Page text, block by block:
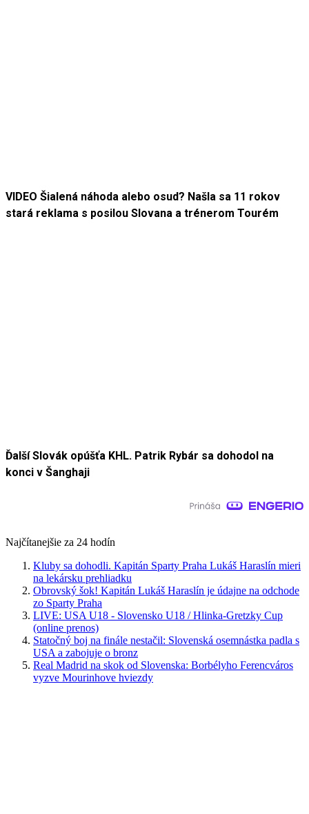
VIDEO Šialená náhoda alebo osud? Našla sa 11 rokov
stará reklama s posilou Slovana a trénerom Tourém
Ďalší Slovák opúšťa KHL. Patrik Rybár sa dohodol na
konci v Šanghaji
Najčítanejšie za 24 hodín
Kluby sa dohodli. Kapitán Sparty Praha Lukáš Haraslín mieri
na lekársku prehliadku
Obrovský šok! Kapitán Lukáš Haraslín je údajne na odchode
zo Sparty Praha
LIVE: USA U18 - Slovensko U18 / Hlinka-Gretzky Cup
(online prenos)
Statočný boj na finále nestačil: Slovenská osemnástka padla s
USA a zabojuje o bronz
Real Madrid na skok od Slovenska: Borbélyho Ferencváros
vyzve Mourinhove hviezdy